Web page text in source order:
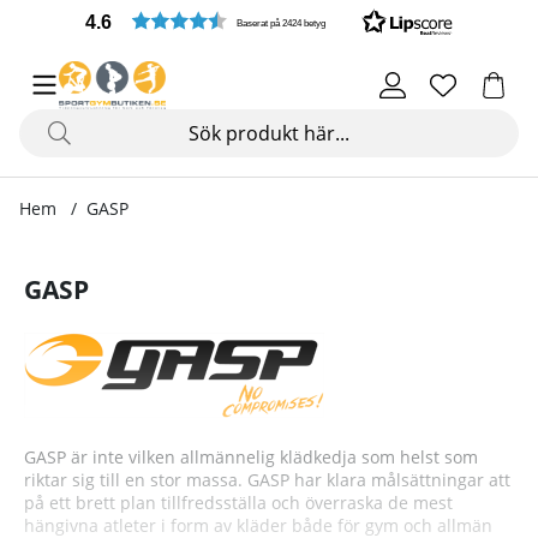
4.6 Baserat på 2424 betyg
Hem GASP
GASP
GASP är inte vilken allmännelig klädkedja som helst som
riktar sig till en stor massa. GASP har klara målsättningar att
på ett brett plan tillfredsställa och överraska de mest
hängivna atleter i form av kläder både för gym och allmän